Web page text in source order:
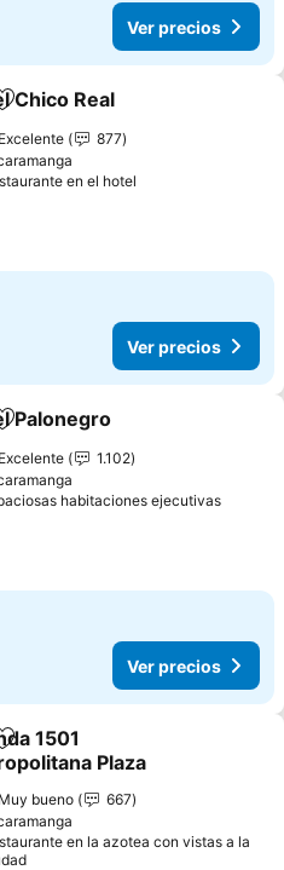
Ver precios
Agregar a favoritos
Chico Real
Excelente
877
en el hotel
Ver precios
Agregar a favoritos
Palonegro
Excelente
1.102
habitaciones ejecutivasVer
Ver precios
Agregar a favoritos
1501
Plaza
Muy bueno
667
en la azotea con vistas a la